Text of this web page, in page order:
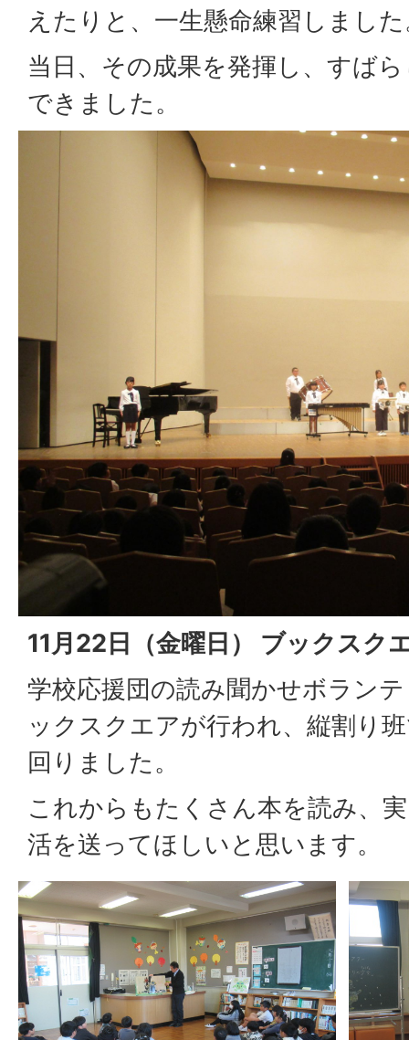
えたりと、一生懸命練習しまし
当日、その成果を発揮し、すば
できました。
11月22日（金曜日） ブックスク
学校応援団の読み聞かせボラン
ックスクエアが行われ、縦割り
回りました。
これからもたくさん本を読み、
活を送ってほしいと思います。